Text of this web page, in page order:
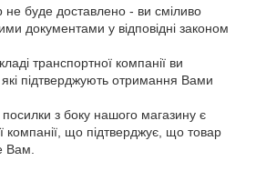
буде доставлено - ви сміливо
документами у відповідні законом
транспортної компанії ви
підтверджують отримання Вами
з боку нашого магазину є
компанії, що підтверджує, що товар
Вам.